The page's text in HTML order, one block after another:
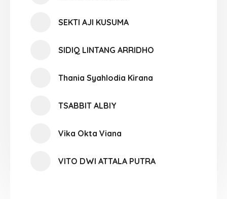
SEKTI AJI KUSUMA
SIDIQ LINTANG ARRIDHO
Thania Syahlodia Kirana
TSABBIT ALBIY
Vika Okta Viana
VITO DWI ATTALA PUTRA